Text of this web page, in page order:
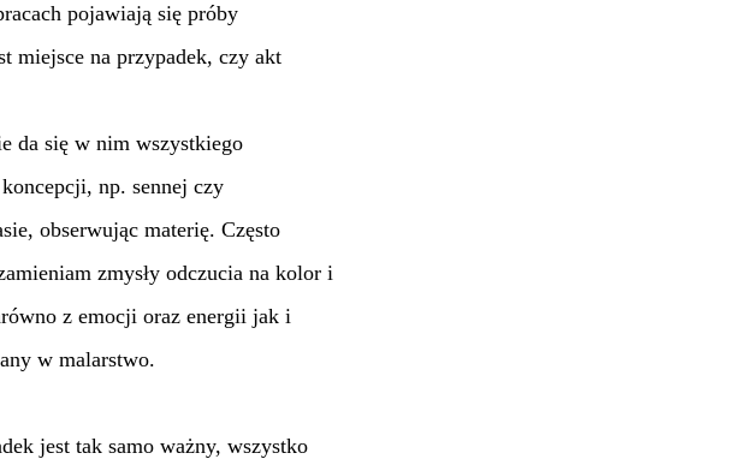
pojawiają się próby
miejsce na przypadek, czy akt
da się w nim wszystkiego
np. sennej czy
obserwując materię. Często
zmysły odczucia na kolor i
z emocji oraz energii jak i
w malarstwo.
jest tak samo ważny, wszystko